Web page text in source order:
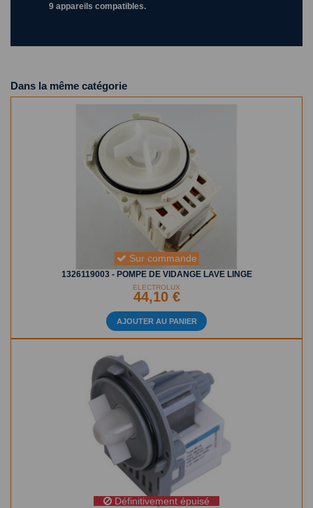
9 appareils compatibles.
Dans la même catégorie
Sur commande
1326119003 - POMPE DE VIDANGE LAVE LINGE
ELECTROLUX
44,10 €
AJOUTER AU PANIER
Définitivement épuisé